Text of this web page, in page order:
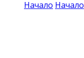
Начало Начало